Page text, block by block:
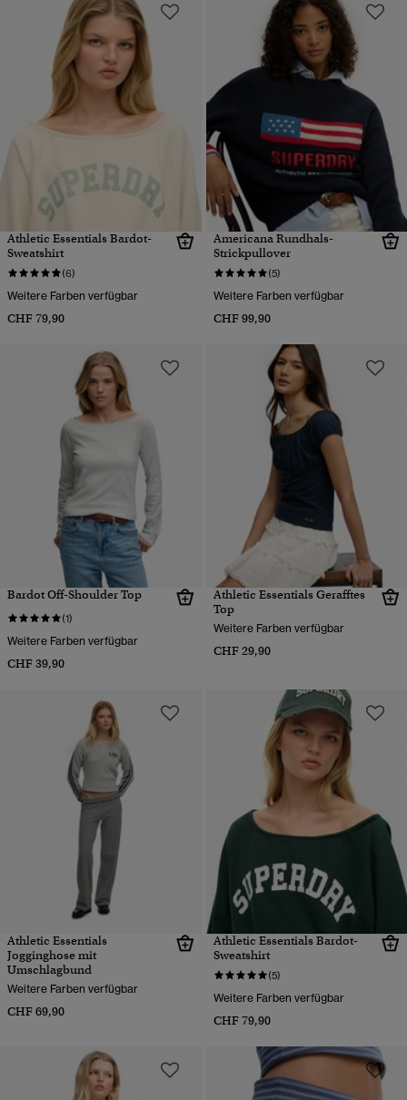
Athletic Essentials Bardot-
Sweatshirt
(6)
Weitere Farben verfügbar
CHF 79,90
Americana Rundhals-
Strickpullover
(5)
Weitere Farben verfügbar
CHF 99,90
Bardot Off-Shoulder Top
(1)
Weitere Farben verfügbar
CHF 39,90
Athletic Essentials Gerafftes
Top
Weitere Farben verfügbar
CHF 29,90
Athletic Essentials
Jogginghose mit
Umschlagbund
Weitere Farben verfügbar
CHF 69,90
Athletic Essentials Bardot-
Sweatshirt
(5)
Weitere Farben verfügbar
CHF 79,90